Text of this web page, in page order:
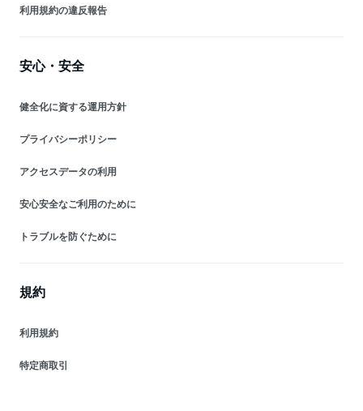
利用規約の違反報告
安心・安全
健全化に資する運用方針
プライバシーポリシー
アクセスデータの利用
安心安全なご利用のために
トラブルを防ぐために
規約
利用規約
特定商取引